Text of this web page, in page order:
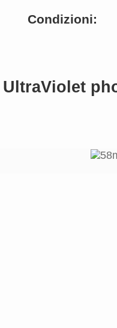
Condizioni:
UltraViolet